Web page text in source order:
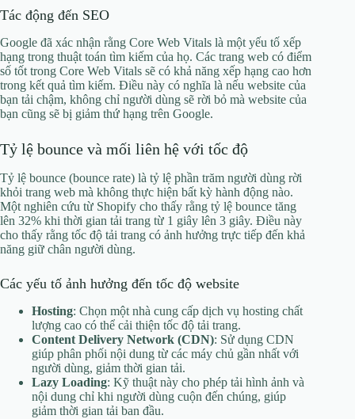
Tác động đến SEO
Google đã xác nhận rằng Core Web Vitals là một yếu tố xếp
hạng trong thuật toán tìm kiếm của họ. Các trang web có điểm
số tốt trong Core Web Vitals sẽ có khả năng xếp hạng cao hơn
trong kết quả tìm kiếm. Điều này có nghĩa là nếu website của
bạn tải chậm, không chỉ người dùng sẽ rời bỏ mà website của
bạn cũng sẽ bị giảm thứ hạng trên Google.
Tỷ lệ bounce và mối liên hệ với tốc độ
Tỷ lệ bounce (bounce rate) là tỷ lệ phần trăm người dùng rời
khỏi trang web mà không thực hiện bất kỳ hành động nào.
Một nghiên cứu từ Shopify cho thấy rằng tỷ lệ bounce tăng
lên 32% khi thời gian tải trang từ 1 giây lên 3 giây. Điều này
cho thấy rằng tốc độ tải trang có ảnh hưởng trực tiếp đến khả
năng giữ chân người dùng.
Các yếu tố ảnh hưởng đến tốc độ website
Hosting: Chọn một nhà cung cấp dịch vụ hosting chất
lượng cao có thể cải thiện tốc độ tải trang.
Content Delivery Network (CDN): Sử dụng CDN
giúp phân phối nội dung từ các máy chủ gần nhất với
người dùng, giảm thời gian tải.
Lazy Loading: Kỹ thuật này cho phép tải hình ảnh và
nội dung chỉ khi người dùng cuộn đến chúng, giúp
giảm thời gian tải ban đầu.